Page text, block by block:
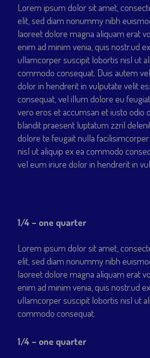
Lorem ipsum dolor sit amet,
elit, sed diam nonummy nibh
laoreet dolore magna aliquam erat
enim ad minim venia, quis nostr.ud
ullamcorper suscipit lobortis nisl ut
commodo consequat. Duis autem
dolor in hendrerit in vulputate velit
consequat, vel illum dolore eu
vero eros et accumsan et iusto odio
blandit praesent luptatum zzril
dolore te feugait nulla
nisl ut aliquip ex ea commodo
vel eum iriure dolor in hendrerit in
1/4 – one quarter
Lorem ipsum dolor sit amet,
elit, sed diam nonummy nibh
laoreet dolore magna aliquam erat
enim ad minim venia, quis nostr.ud
ullamcorper suscipit lobortis nisl ut
commodo consequat.
1/4 – one quarter